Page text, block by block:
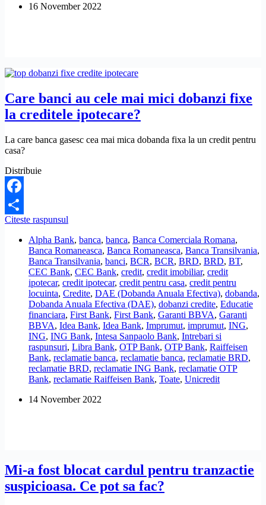
16 November 2022
Care banci au cele mai mici dobanzi fixe
la creditele ipotecare?
La care banca gasesc cea mai mica dobanda fixa la un credit pentru
casa?
Distribuie
Facebook
Share
Citeste raspunsul
au
cele
mai
mici
dobanzi
fixe
la
creditele
ipotecare?
Alpha Bank, banca, banca, Banca Comerciala Romana,
Banca Romaneasca, Banca Romaneasca, Banca Transilvania,
Banca Transilvania, banci, BCR, BCR, BRD, BRD, BT,
CEC Bank, CEC Bank, credit, credit imobiliar, credit
ipotecar, credit ipotecar, credit pentru casa, credit pentru
locuinta, Credite, DAE (Dobanda Anuala Efectiva), dobanda,
Dobanda Anuala Efectiva (DAE), dobanzi credite, Educatie
financiara, First Bank, First Bank, Garanti BBVA, Garanti
BBVA, Idea Bank, Idea Bank, Imprumut, imprumut, ING,
ING, ING Bank, Intesa Sanpaolo Bank, Intrebari si
raspunsuri, Libra Bank, OTP Bank, OTP Bank, Raiffeisen
Bank, reclamatie banca, reclamatie banca, reclamatie BRD,
reclamatie BRD, reclamatie ING Bank, reclamatie OTP
Bank, reclamatie Raiffeisen Bank, Toate, Unicredit
14 November 2022
Mi-a fost blocat cardul pentru tranzactie
suspicioasa. Ce pot sa fac?